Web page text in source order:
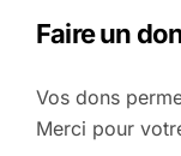
Faire un
Vos dons
Merci pour